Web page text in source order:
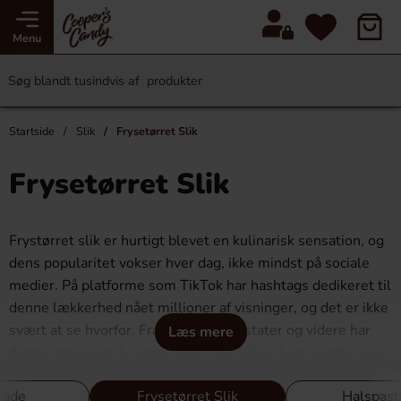
Menu
Startside Slik Frysetørret Slik
Frysetørret Slik
Læs mere
Frystørret slik er hurtigt blevet en kulinarisk sensation, og
dens popularitet vokser hver dag, ikke mindst på sociale
medier. På platforme som TikTok har hashtags dedikeret til
denne lækkerhed nået millioner af visninger, og det er ikke
svært at se hvorfor. Fra de forenede stater og videre har
denne amerikanske innovation fået slikelskere verden over
Frysetørret Slik